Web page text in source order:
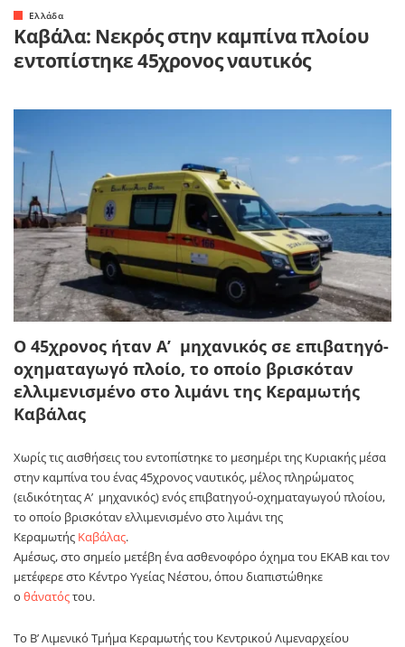
Ελλάδα
Καβάλα: Νεκρός στην καμπίνα πλοίου
εντοπίστηκε 45χρονος ναυτικός
Ο 45χρονος ήταν Α’ μηχανικός σε επιβατηγό-
οχηματαγωγό πλοίο, το οποίο βρισκόταν
ελλιμενισμένο στο λιμάνι της Κεραμωτής
Καβάλας
Χωρίς τις αισθήσεις του εντοπίστηκε το μεσημέρι της Κυριακής μέσα
στην καμπίνα του ένας 45χρονος ναυτικός, μέλος πληρώματος
(ειδικότητας Α’ μηχανικός) ενός επιβατηγού-οχηματαγωγού πλοίου,
το οποίο βρισκόταν ελλιμενισμένο στο λιμάνι της
Κεραμωτής Καβάλας.
Αμέσως, στο σημείο μετέβη ένα ασθενοφόρο όχημα του ΕΚΑΒ και τον
μετέφερε στο Κέντρο Υγείας Νέστου, όπου διαπιστώθηκε
ο θάνατόςτου.
Το Β’ Λιμενικό Τμήμα Κεραμωτής του Κεντρικού Λιμεναρχείου